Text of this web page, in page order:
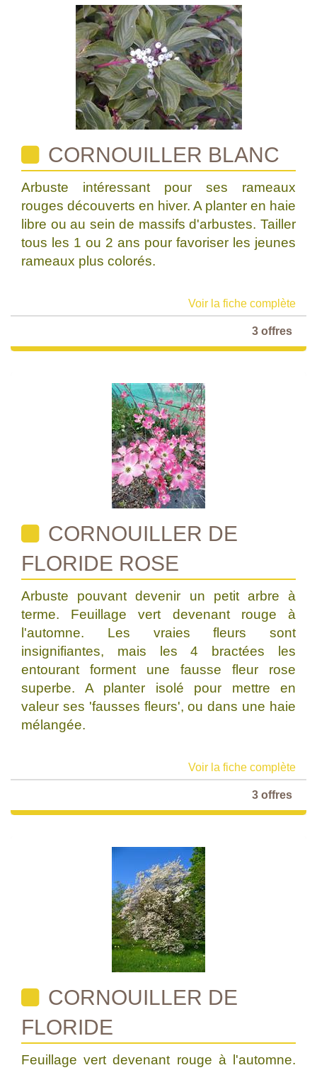
CORNOUILLER BLANC
Arbuste intéressant pour ses rameaux
rouges découverts en hiver. A planter en haie
libre ou au sein de massifs d'arbustes. Tailler
tous les 1 ou 2 ans pour favoriser les jeunes
rameaux plus colorés.
Voir la fiche complète
3 offres
CORNOUILLER DE
FLORIDE ROSE
Arbuste pouvant devenir un petit arbre à
terme. Feuillage vert devenant rouge à
l'automne. Les vraies fleurs sont
insignifiantes, mais les 4 bractées les
entourant forment une fausse fleur rose
superbe. A planter isolé pour mettre en
valeur ses 'fausses fleurs', ou dans une haie
mélangée.
Voir la fiche complète
3 offres
CORNOUILLER DE
FLORIDE
Feuillage vert devenant rouge à l'automne.